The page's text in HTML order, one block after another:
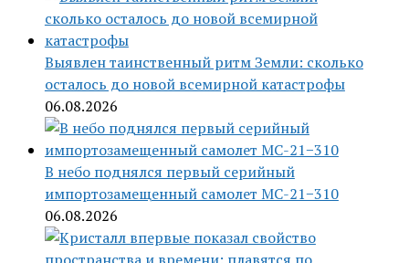
Выявлен таинственный ритм Земли: сколько
осталось до новой всемирной катастрофы
06.08.2026
В небо поднялся первый серийный
импортозамещенный самолет МС-21−310
06.08.2026